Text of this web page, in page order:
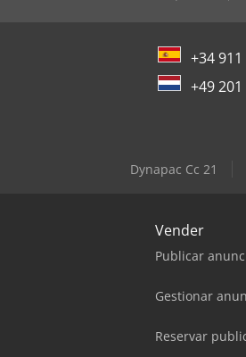
+34
+49
Dynapac Cc 21
Vender
Publicar
Gestionar
Reservar